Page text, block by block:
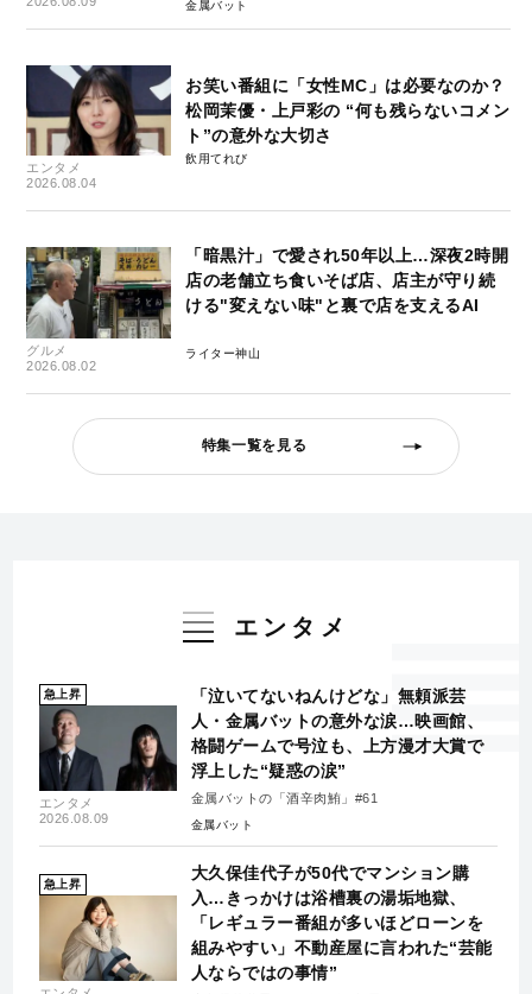
金属バット
エンタメ
2026.08.04
お笑い番組に「女性MC」は必要なのか？
松岡茉優・上戸彩の “何も残らないコメン
ト”の意外な大切さ
飲用てれび
グルメ
2026.08.02
「暗黒汁」で愛され50年以上…深夜2時開
店の老舗立ち食いそば店、店主が守り続
ける"変えない味"と裏で店を支えるAI
ライター神山
特集一覧を見る
エンタメ
急上昇
エンタメ
2026.08.09
「泣いてないねんけどな」無頼派芸
人・金属バットの意外な涙…映画館、
格闘ゲームで号泣も、上方漫才大賞で
浮上した“疑惑の涙”
金属バットの「酒辛肉鮪」#61
金属バット
急上昇
大久保佳代子が50代でマンション購
入…きっかけは浴槽裏の湯垢地獄、
「レギュラー番組が多いほどローンを
組みやすい」不動産屋に言われた“芸能
人ならではの事情”